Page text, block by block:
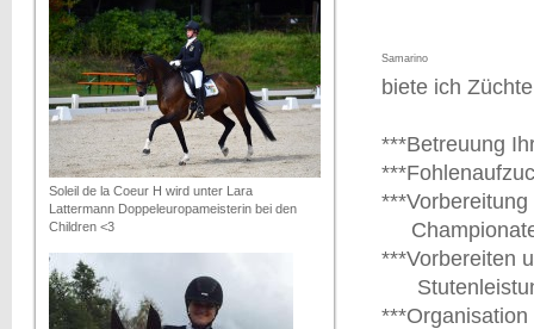
Soleil de la Coeur H wird unter Lara
Lattermann Doppeleuropameisterin bei den
Children <3
Samarino
biete ich
***Betreuung
***Vorbereiten